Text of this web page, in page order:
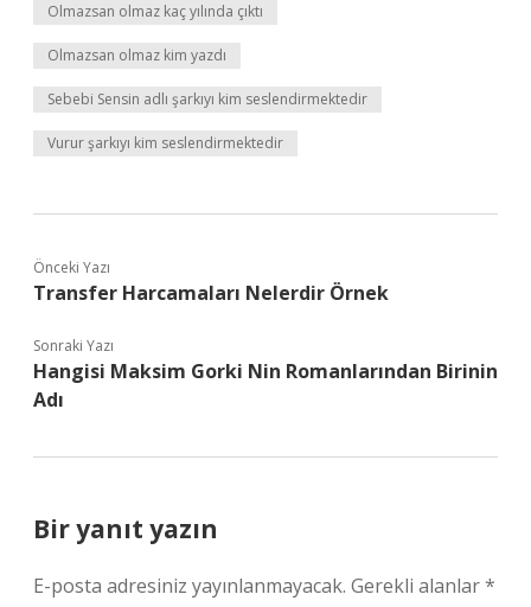
Olmazsan olmaz kaç yılında çıktı
Olmazsan olmaz kim yazdı
Sebebi Sensin adlı şarkıyı kim seslendirmektedir
Vurur şarkıyı kim seslendirmektedir
Önceki Yazı
Transfer Harcamaları Nelerdir Örnek
Sonraki Yazı
Hangisi Maksim Gorki Nin Romanlarından Birinin
Adı
Bir yanıt yazın
E-posta adresiniz yayınlanmayacak. Gerekli alanlar*